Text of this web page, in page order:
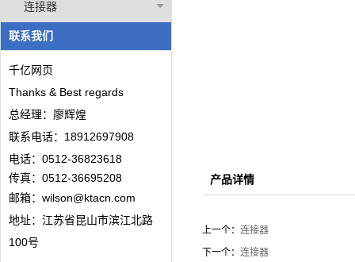
连接器
联系我们
千亿网页
Thanks & Best regards
总经理：廖辉煌
联系电话：18912697908
电话：0512-36823618
传真：0512-36695208
邮箱：wilson@ktacn.com
地址：江苏省昆山市滨江北路
100号
产品详情
上一个： 连接器
下一个： 连接器